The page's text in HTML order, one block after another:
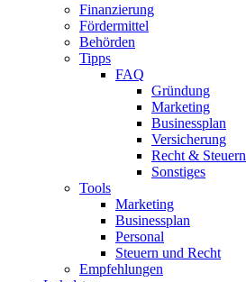
Finanzierung
Fördermittel
Behörden
Tipps
FAQ
Gründung
Marketing
Businessplan​
Versicherung
Recht & Steuern
Sonstiges
Tools
Marketing
Businessplan
Personal
Steuern und Recht
Empfehlungen